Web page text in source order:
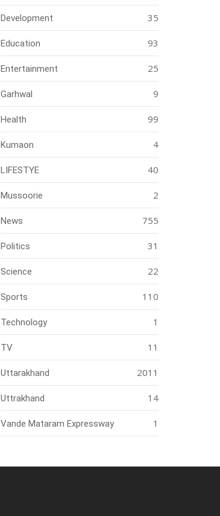
Development 35
Education 93
Entertainment 25
Garhwal 9
Health 99
Kumaon 4
LIFESTYE 40
Mussoorie 2
News 755
Politics 31
Science 22
Sports 110
Technology 1
TV 11
Uttarakhand 2011
Uttrakhand 14
Vande Mataram Expressway 1